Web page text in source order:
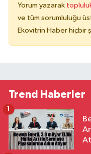
Yorum yazarak topluluk
ve tüm sorumluluğu
Ekovitrin Haber hiçbir
Trend Haberler
1